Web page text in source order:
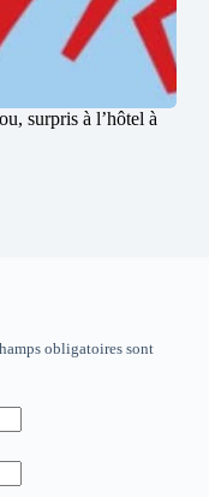
surpris à l’hôtel à
obligatoires sont